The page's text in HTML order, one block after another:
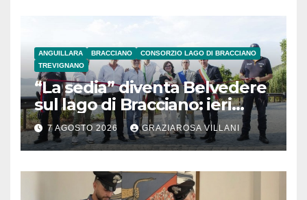
ANGUILLARA BRACCIANO
CONSORZIO LAGO DI BRACCIANO
TREVIGNANO
“La sedia” diventa Belvedere
sul lago di Bracciano: ieri
l’inaugurazione
7 AGOSTO 2026 GRAZIAROSA VILLANI